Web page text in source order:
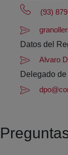
(93)
Datos del
Alvaro
Delegado